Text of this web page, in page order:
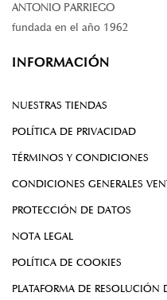
ANTONIO PARRIEGO
fundada en el año 1962
INFORMACIÓN
NUESTRAS TIENDAS
POLÍTICA DE PRIVACIDAD
TÉRMINOS Y CONDICIONES
CONDICIONES GENERALES
PROTECCIÓN DE DATOS
NOTA LEGAL
POLÍTICA DE COOKIES
PLATAFORMA DE RESOLUCIÓN